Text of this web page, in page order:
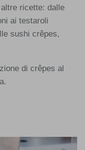
ricette: dalle
ai testaroli
sushi crêpes,
di crêpes al